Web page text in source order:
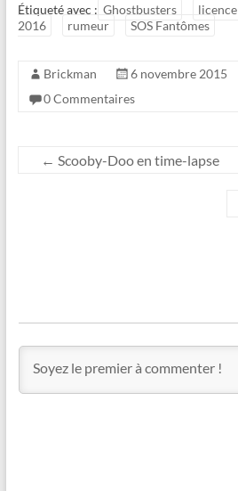
Étiqueté avec : Ghostbusters licence
2016
rumeur SOS Fantômes
Brickman 6 novembre 2015
0 Commentaires
← Scooby-Doo en time-lapse